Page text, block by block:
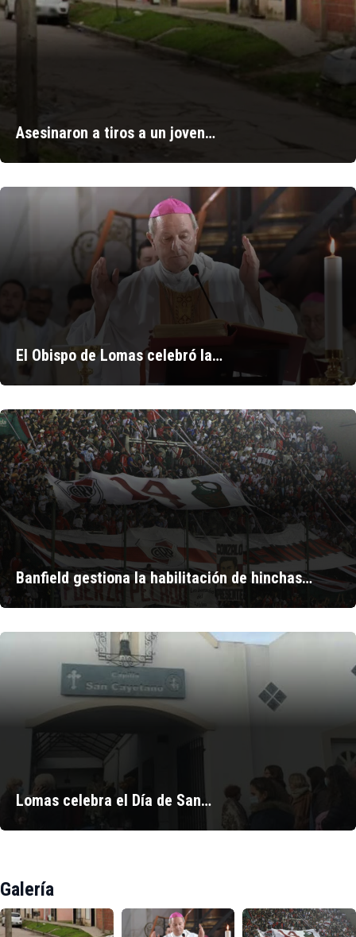
Asesinaron a tiros a un joven…
El Obispo de Lomas celebró la…
Banfield gestiona la habilitación de hinchas…
Lomas celebra el Día de San…
Galería